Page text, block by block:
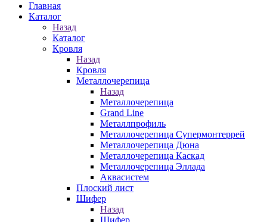
Главная
Каталог
Назад
Каталог
Кровля
Назад
Кровля
Металлочерепица
Назад
Металлочерепица
Grand Line
Металлпрофиль
Металлочерепица Супермонтеррей
Металлочерепица Дюна
Металлочерепица Каскад
Металлочерепица Эллада
Аквасистем
Плоский лист
Шифер
Назад
Шифер